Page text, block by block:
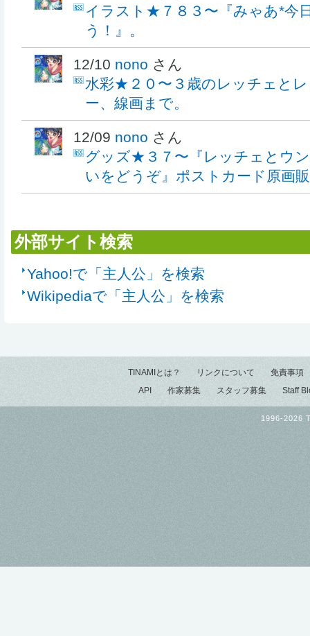
イラスト★７８３〜『みゃあ*今
う！』。
12/10 nono さん
水彩★２０〜３歳のレッチェと
ー、線画まで。
12/09 nono さん
グッズ★３７〜『レッチェとウ
いをどうぞ』ポストカード原画
外部サイト検索
Yahoo!で「主人公」を検索
Wikipediaで「主人公」を検索
TINAMIとは？ リンクについて
免責事項
API
作家募集 スタッフ募集 Staff
1996-2026